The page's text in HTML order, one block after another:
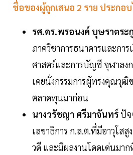
ชื่อของผู้ถูกเสนอ 2 ราย ประกอ
รศ.ดร.พรอนงค์ บุษราตระ
ภาควิชาการธนาคารและกา
ศาสตร์และการบัญชี จุฬาลง
เคยนั่งกรรมการผู้ทรงคุณวุฒิ
ตลาดทุนมาก่อน
นางวรัชญา ศรีมาจันทร์ปัจ
เลขาธิการ ก.ล.ต.ที่มีอาวุโสสู
วดี และมีผลงานโดดเด่นมา